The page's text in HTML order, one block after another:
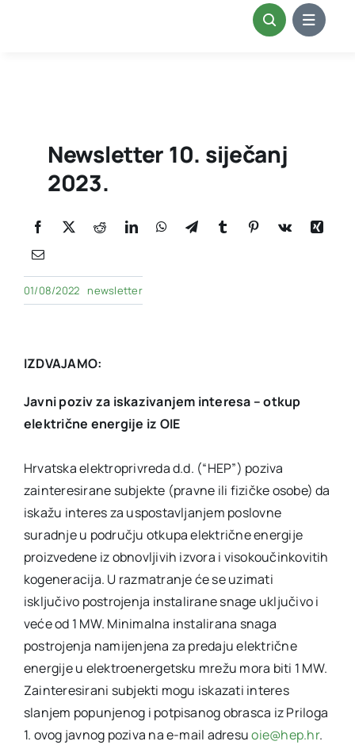
Newsletter 10. siječanj
2023.
01/08/2022 newsletter
IZDVAJAMO:
Javni poziv za iskazivanjem interesa – otkup
električne energije iz OIE
Hrvatska elektroprivreda d.d. (“HEP”) poziva
zainteresirane subjekte (pravne ili fizičke osobe) da
iskažu interes za uspostavljanjem poslovne
suradnje u području otkupa električne energije
proizvedene iz obnovljivih izvora i visokoučinkovitih
kogeneracija. U razmatranje će se uzimati
isključivo postrojenja instalirane snage uključivo i
veće od 1 MW. Minimalna instalirana snaga
postrojenja namijenjena za predaju električne
energije u elektroenergetsku mrežu mora biti 1 MW.
Zainteresirani subjekti mogu iskazati interes
slanjem popunjenog i potpisanog obrasca iz Priloga
1. ovog javnog poziva na e-mail adresuoie@hep.hr.